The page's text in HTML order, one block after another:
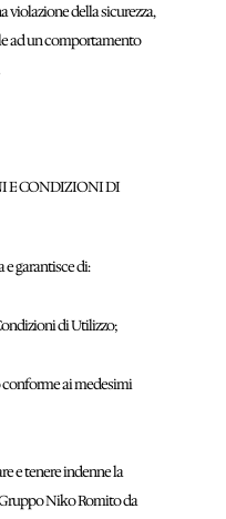
violazione della sicurezza,
ad un comportamento
E CONDIZIONI DI
e garantisce di:
di Utilizzo;
ai medesimi
e tenere indenne la
Niko Romito da